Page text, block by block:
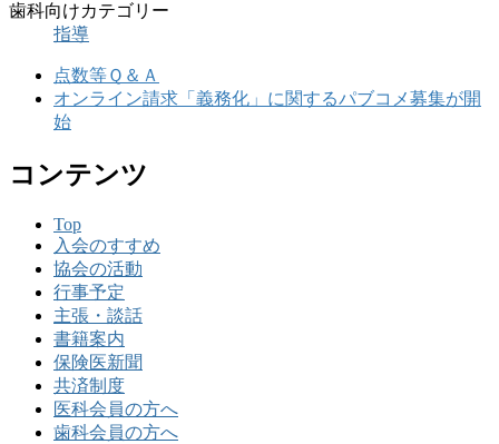
歯科向けカテゴリー
指導
点数等Ｑ＆Ａ
オンライン請求「義務化」に関するパブコメ募集が開
始
コンテンツ
Top
入会のすすめ
協会の活動
行事予定
主張・談話
書籍案内
保険医新聞
共済制度
医科会員の方へ
歯科会員の方へ